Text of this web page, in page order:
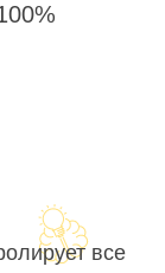
все